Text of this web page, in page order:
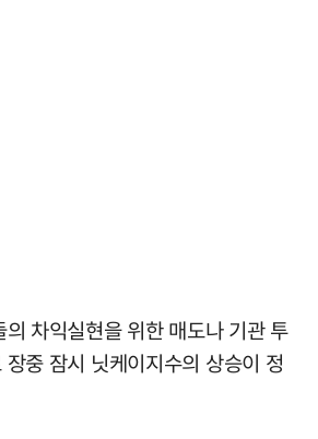
차익실현을 위한 매도나 기관 투
중 잠시 닛케이지수의 상승이 정